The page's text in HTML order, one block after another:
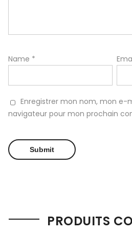
Name *
Enregistrer mon nom, mon e-
navigateur pour mon prochain
PRODUITS